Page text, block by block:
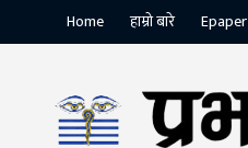
Home हाम्रो बारे Epaper